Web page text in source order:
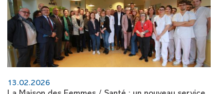
13.02.2026